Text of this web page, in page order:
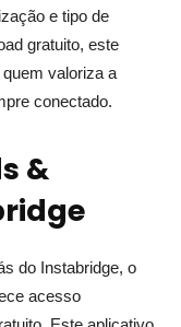
e tipo de
gratuito, este
valoriza a
conectado.
&
do Instabridge, o
acesso